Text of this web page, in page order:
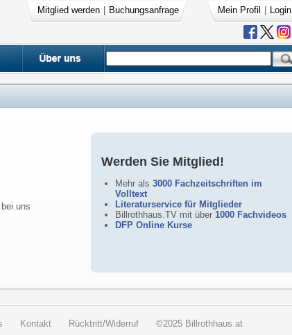
Mitglied werden Buchungsanfrage Mein Profil Login
Werden Sie Mitglied!
Mehr als 3000 Fachzeitschriften im
Volltext
Literaturservice für Mitglieder
Billrothhaus.TV mit über 1000 Fachvideos
DFP Online Kurse
uns
Kontakt Rücktritt/Widerruf ©2025 Billrothhaus.at